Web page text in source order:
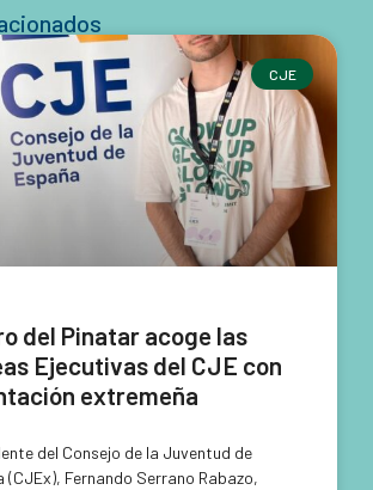
CJE
del Pinatar acoge las
Ejecutivas del CJE con
extremeña
del Consejo de la Juventud de
(CJEx), Fernando Serrano Rabazo,